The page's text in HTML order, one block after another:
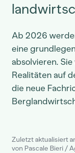
Ab 2026
eine
absolvieren.
Realitäten auf
die neue
Zuletzt aktualisiert
von Pascale Bieri /